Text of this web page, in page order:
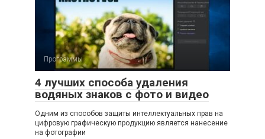
Программы
4 лучших способа удаления
водяных знаков с фото и видео
Одним из способов защиты интеллектуальных прав на
цифровую графическую продукцию является нанесение
на фотографии